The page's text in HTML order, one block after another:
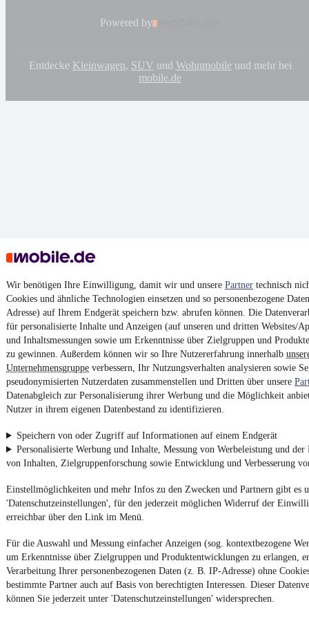
Wir benötigen Ihre Einwilligung, damit wir und unsere Partner technisch
Cookies und ähnliche Technologien einsetzen und so personenbezogene
Adresse) auf Ihrem Endgerät speichern bzw. abrufen können. Die
für personalisierte Inhalte und Anzeigen (auf unseren und dritten Websites/
und Inhaltsmessungen sowie um Erkenntnisse über Zielgruppen und
zu gewinnen. Außerdem können wir so Ihre Nutzererfahrung innerhalb
Unternehmensgruppe verbessern, Ihr Nutzungsverhalten analysieren sowie
pseudonymisierten Nutzerdaten zusammenstellen und Dritten über unsere
Datenabgleich zur Personalisierung ihrer Werbung und die Möglichkeit
Nutzer in ihrem eigenen Datenbestand zu identifizieren.
Speichern von oder Zugriff auf Informationen auf einem Endgerät
Personalisierte Werbung und Inhalte, Messung von Werbeleistung und der
von Inhalten, Zielgruppenforschung sowie Entwicklung und Verbesserung
Einstellmöglichkeiten und mehr Infos zu den Zwecken und Partnern gibt es
'Datenschutzeinstellungen', für den jederzeit möglichen Widerruf der
erreichbar über den Link im Menü.
Für die Auswahl und Messung einfacher Anzeigen (sog. kontextbezogene
um Erkenntnisse über Zielgruppen und Produktentwicklungen zu erlangen,
Verarbeitung Ihrer personenbezogenen Daten (z. B. IP-Adresse) ohne
bestimmte Partner auch auf Basis von berechtigten Interessen. Dieser
können Sie jederzeit unter 'Datenschutzeinstellungen' widersprechen.
Powered by
Entdecke Kleinwagen, SUV und Wohnmobileund mehr bei
mobile.de